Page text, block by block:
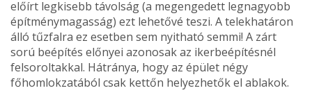
előírt legkisebb távolság (a megengedett legnagyobb
épít­ménymagasság) ezt lehetővé teszi. A telekhatáron
álló tűzfalra ez eset­ben sem nyitható semmi! A zárt
sorú beépítés előnyei azo­nosak az ikerbeépítésnél
felsorol­takkal. Hátránya, hogy az épület négy
főhomlokzatából csak kettőn helyezhetők el ablakok.